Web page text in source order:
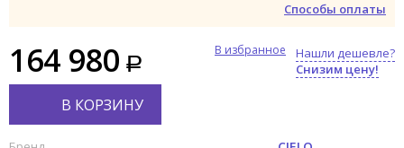
Способы оплаты
164 980
Нашли дешевле?
Снизим цену!
В избранное
В КОРЗИНУ